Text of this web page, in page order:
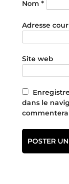
Nom *
Adresse
Site web
dans le